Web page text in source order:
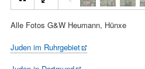
Alle Fotos G&W Heumann, Hünxe
Juden im Ruhrgebiet